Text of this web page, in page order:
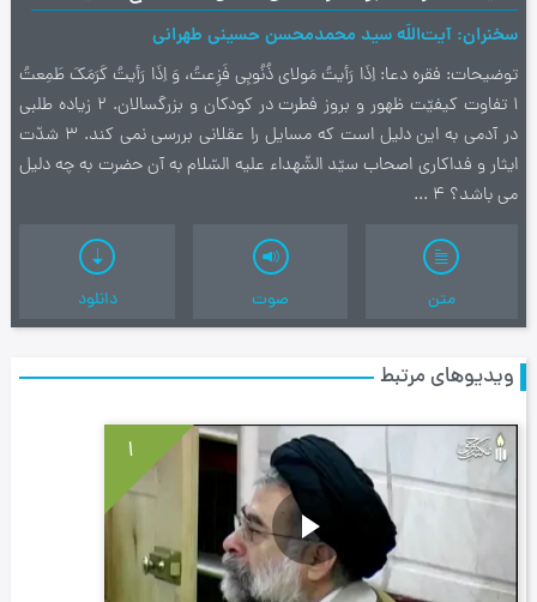
سخنران آیت‌اللَه سید محمدمحسن حسینی طهرانی
توضیحات فقره دعا: اِذَا رَأيتُ مَولاي ذُنُوبِي فَزِعتُ، وَ اِذَا رَأيتُ كَرَمَكَ طَمِعتُ
1 تفاوت کیفیّت ظهور و بروز فطرت در کودکان و بزرگسالان. 2 زیاده طلبی
در آدمی به این دلیل است که مسایل را عقلانی بررسی نمی کند. 3 شدّت
ایثار و فداکاری اصحاب سیّد الشّهداء علیه السّلام به آن حضرت به چه دلیل
می باشد؟ 4 ...
متن صوت دانلود
ویدیوهای مرتبط
1